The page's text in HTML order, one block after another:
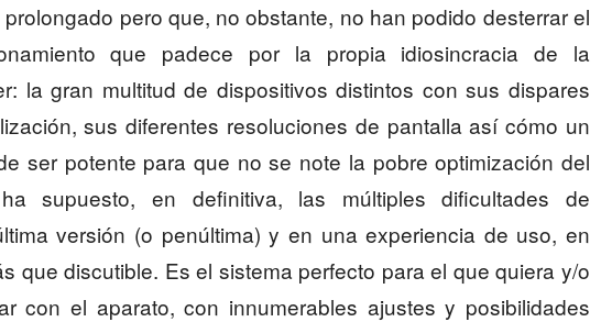
pero que, no obstante, no han podido desterrar el
que padece por la propia idiosincracia de la
la gran multitud de dispositivos distintos con sus dispares
sus diferentes resoluciones de pantalla así cómo un
ser potente para que no se note la pobre optimización del
supuesto, en definitiva, las múltiples dificultades de
versión (o penúltima) y en una experiencia de uso, en
que discutible. Es el sistema perfecto para el que quiera y/o
con el aparato, con innumerables ajustes y posibilidades